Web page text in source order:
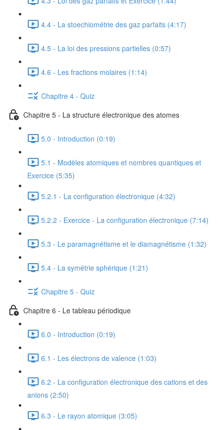
4.4 - La stoechiométrie des gaz parfaits (4:17)
4.5 - La loi des pressions partielles (0:57)
4.6 - Les fractions molaires (1:14)
Chapitre 4 - Quiz
Chapitre 5 - La structure électronique des atomes
5.0 - Introduction (0:19)
5.1 - Modèles atomiques et nombres quantiques et
Exercice (5:35)
5.2.1 - La configuration électronique (4:32)
5.2.2 - Exercice - La configuration électronique (7:14)
5.3 - Le paramagnétisme et le diamagnétisme (1:32)
5.4 - La symétrie sphérique (1:21)
Chapitre 5 - Quiz
Chapitre 6 - Le tableau périodique
6.0 - Introduction (0:19)
6.1 - Les électrons de valence (1:03)
6.2 - La configuration électronique des cations et des
anions (2:50)
6.3 - Le rayon atomique (3:05)